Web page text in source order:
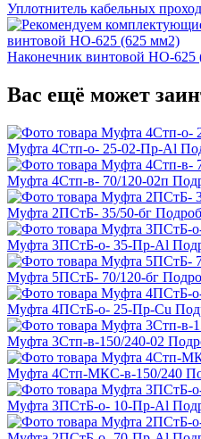
Уплотнитель кабельных
Наконечник винтовой НО-625
Вас ещё может
Муфта 4Стп-о- 25-02-Пр-Al
Муфта 4Стп-в- 70/120-02п
Муфта 2ПСтБ- 35/50-бг
Муфта 3ПСтБ-о- 35-Пр-Al
Муфта 5ПСтБ- 70/120-бг
Муфта 4ПСтБ-о- 25-Пр-Cu
Муфта 3Стп-в-150/240-02
Муфта 4Стп-МКС-в-150/240
Муфта 3ПСтБ-о- 10-Пр-Al